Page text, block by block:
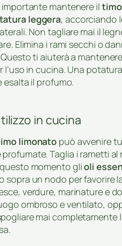
mantenere il
leggera, accorciando
Non tagliare mai il
Elimina i rami secchi o
ti aiuterà a
l’uso in cucina. Una
esalta il profumo.
in cucina
limonato può avvenire
Taglia i rametti
momento glioli
sopra un nodo per favorire
verdure, marinature e
ombroso e ventilato,
mai